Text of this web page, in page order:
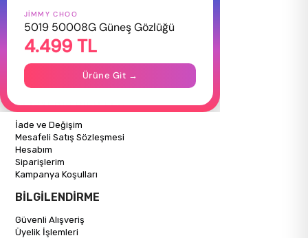
HAKKIMIZDA
Hakkımızda
Gizlilik Politikası
İletişim
ALIŞVERİŞ BİLGİLERİ
İade ve Değişim
Mesafeli Satış Sözleşmesi
Hesabım
Siparişlerim
Kampanya Koşulları
BİLGİLENDİRME
Güvenli Alışveriş
Üyelik İşlemleri
JIMMY CHOO
5019 50008G Güneş Gözlüğü
4.499 TL
Ürüne Git →